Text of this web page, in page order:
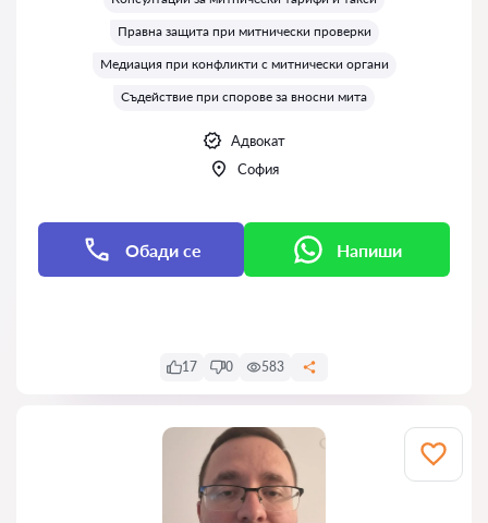
Правна защита при митнически проверки
Медиация при конфликти с митнически органи
Съдействие при спорове за вносни мита
Адвокат
София
Обади се Напиши
17 0 583